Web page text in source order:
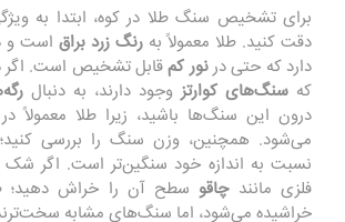
برای تشخیص سنگ طلا در کوه، ابتدا به
دقت کنید. طلا معمولاً به رنگ زرد براق است و
دارد که حتی درنور کمقابل تشخیص است. اگر
که سنگ‌های کوارتز وجود دارند، به دنبال
درون این سنگ‌ها باشید، زیرا طلا معمولاً در
می‌شود. همچنین، وزن سنگ را بررسی
نسبت به اندازه خود سنگین‌تر است. اگر شک
فلزی مانندچاقو سطح آن را خراش دهید؛
خراشیده می‌شود، اما سنگ‌های مشابه